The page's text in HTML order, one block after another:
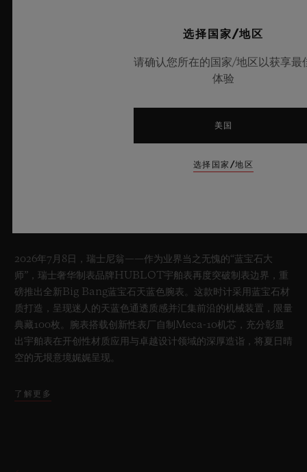
2026年7月8日，瑞士尼翁——作为业界当之无愧的“蓝宝石大
师”，瑞士奢华制表品牌HUBLOT宇舶表再度突破制表边界，重
磅推出全新Big Bang蓝宝石天蓝色腕表。这款时计采用蓝宝石材
质打造，呈现迷人的天蓝色通透质感并汇集前沿的机械装置，限量
典藏100枚。腕表搭载创新性表厂自制Meca-10机芯，充分彰显
出宇舶表在开创性材质应用与卓越设计领域的深厚造诣，将夏日晴
空的无垠意境娓娓呈现。
了解更多
选择国家/地区
请确认您所在的国家/地区以获享最
体验
美国
选择国家/地区